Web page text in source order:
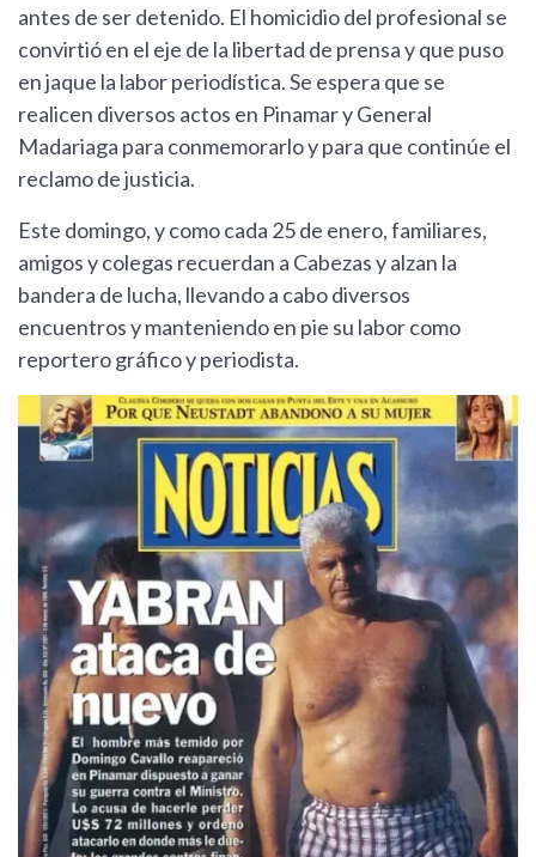
antes de ser detenido. El homicidio del profesional se
convirtió en el eje de la libertad de prensa y que puso
en jaque la labor periodística. Se espera que se
realicen diversos actos en Pinamar y General
Madariaga para conmemorarlo y para que continúe el
reclamo de justicia.
Este domingo, y como cada 25 de enero, familiares,
amigos y colegas recuerdan a Cabezas y alzan la
bandera de lucha, llevando a cabo diversos
encuentros y manteniendo en pie su labor como
reportero gráfico y periodista.